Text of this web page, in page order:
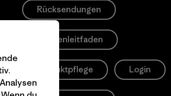
Rücksendungen
Größenleitfaden
Produktpflege Login